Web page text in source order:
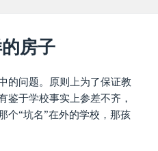
房子
的问题。原则上为了保证教
鉴于学校事实上参差不齐，
个“坑名”在外的学校，那孩